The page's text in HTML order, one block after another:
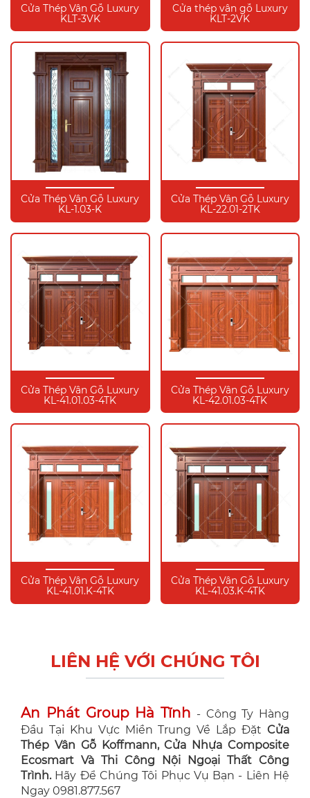
Cửa Thép Vân Gỗ Luxury
KLT-3VK
Cửa thép vân gỗ Luxury
KLT-2VK
Cửa Thép Vân Gỗ Luxury
KL-1.03-K
Cửa Thép Vân Gỗ Luxury
KL-22.01-2TK
Cửa Thép Vân Gỗ Luxury
KL-41.01.03-4TK
Cửa Thép Vân Gỗ Luxury
KL-42.01.03-4TK
Cửa Thép Vân Gỗ Luxury
KL-41.01.K-4TK
Cửa Thép Vân Gỗ Luxury
KL-41.03.K-4TK
LIÊN HỆ VỚI CHÚNG TÔI
An Phát Group Hà Tĩnh - Công Ty Hàng
Đầu Tại Khu Vực Miền Trung Về Lắp Đặt Cửa
Thép Vân Gỗ Koffmann, Cửa Nhựa Composite
Ecosmart Và Thi Công Nội Ngoại Thất Công
Trình. Hãy Để Chúng Tôi Phục Vụ Bạn - Liên Hệ
Ngay 0981.877.567